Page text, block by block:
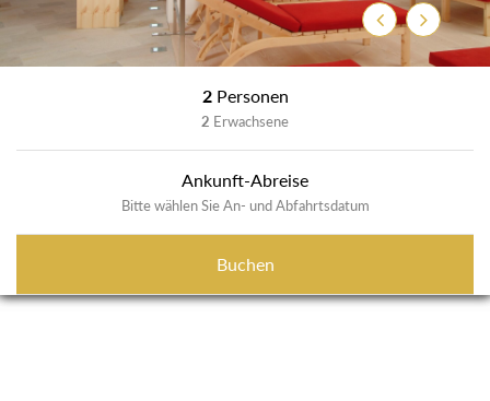
ZurückWeiter
2 Personen
2 Erwachsene
Ankunft-Abreise
Bitte wählen Sie An- und Abfahrtsdatum
Buchen